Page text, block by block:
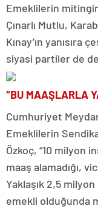
Emeklilerin
Çınarlı Mutlu,
Kınay’ın
siyasi partiler de
“BU MAAŞLARLA
Cumhuriyet
Emeklilerin
Özkoç, “10 milyon
maaş alamadığı,
Yaklaşık 2,5
emekli olduğunda